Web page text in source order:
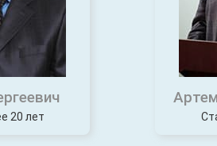
20 лет